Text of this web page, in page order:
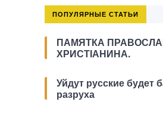
ПОПУЛЯРНЫЕ СТАТЬИ
ПАМЯТКА
ХРИСТІАНИНА.
Уйдут русские будет
разруха